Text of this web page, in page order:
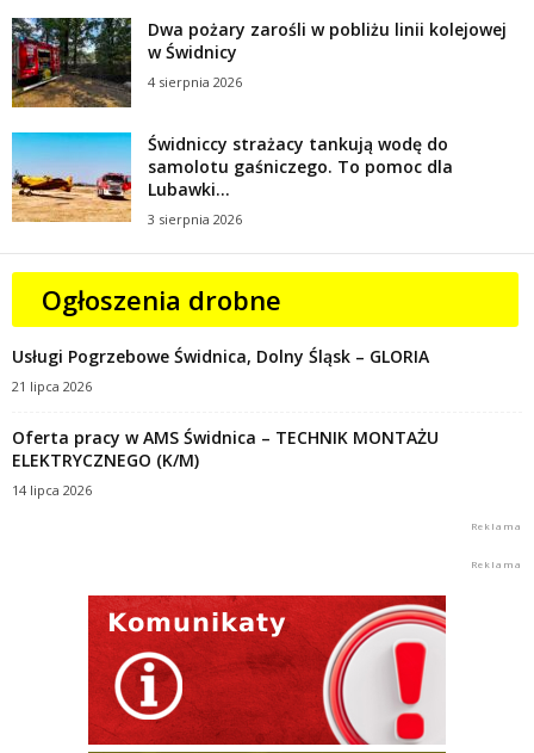
Dwa pożary zarośli w pobliżu linii kolejowej
w Świdnicy
4 sierpnia 2026
Świdniccy strażacy tankują wodę do
samolotu gaśniczego. To pomoc dla
Lubawki...
3 sierpnia 2026
Ogłoszenia drobne
Usługi Pogrzebowe Świdnica, Dolny Śląsk – GLORIA
21 lipca 2026
Oferta pracy w AMS Świdnica – TECHNIK MONTAŻU
ELEKTRYCZNEGO (K/M)
14 lipca 2026